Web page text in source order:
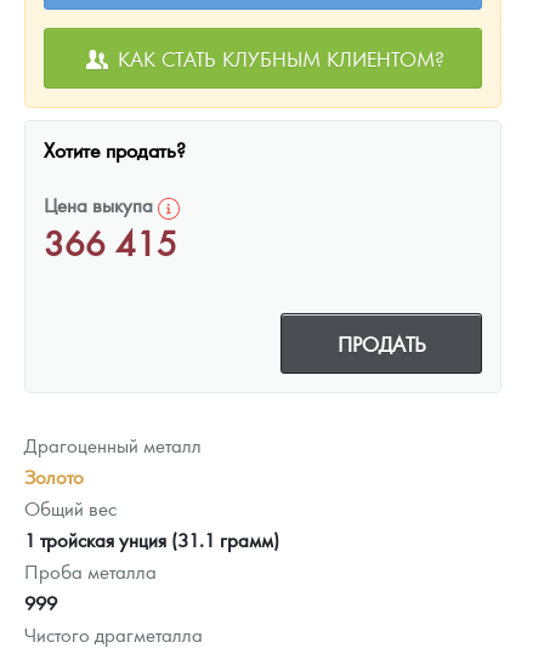
КАК СТАТЬ КЛУБНЫМ КЛИЕНТОМ?
Хотите продать?
Цена выкупа
366 415
ПРОДАТЬ
Драгоценный металл
Золото
Общий вес
1 тройская унция (31.1 грамм)
Проба металла
999
Чистого драгметалла